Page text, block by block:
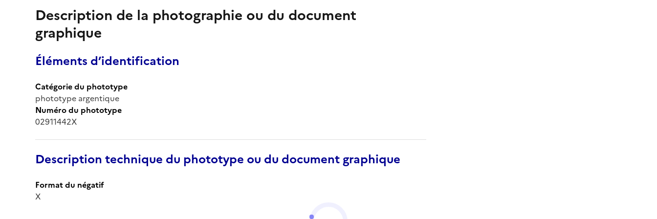
Description de la photographie ou du document
graphique
Éléments d’identification
Catégorie du phototype
phototype argentique
Numéro du phototype
02911442X
Description technique du phototype ou du document graphique
Format du négatif
X